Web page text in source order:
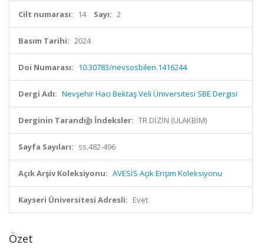
Cilt numarası: 14 Sayı: 2
Basım Tarihi: 2024
Doi Numarası: 10.30783/nevsosbilen.1416244
Dergi Adı: Nevşehir Hacı Bektaş Veli Üniversitesi SBE Dergisi
Derginin Tarandığı İndeksler: TR DİZİN (ULAKBİM)
Sayfa Sayıları: ss.482-496
Açık Arşiv Koleksiyonu: AVESİS Açık Erişim Koleksiyonu
Kayseri Üniversitesi Adresli: Evet
Özet